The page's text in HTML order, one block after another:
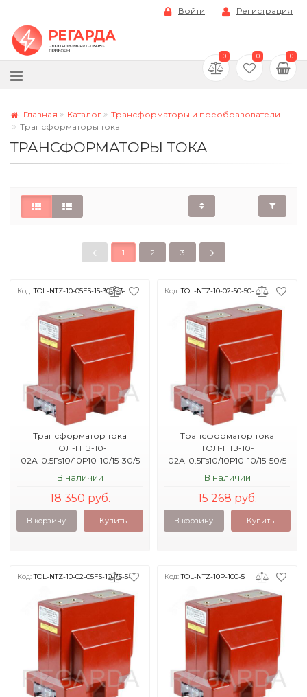
Войти Регистрация
0 0 0
Главная Каталог
Трансформаторы и преобразователи
Трансформаторы тока
ТРАНСФОРМАТОРЫ ТОКА
1 2 3
Код:TOL-NTZ-10-05FS-15-30-5-3-
Трансформатор тока
ТОЛ-НТЗ-10-
02А-0.5Fs10/10Р10-10/15-30/5
3.2кА УХЛ2
В наличии
18 350 руб.
В корзину Купить
Код:TOL-NTZ-10-02-50-50-
Трансформатор тока
ТОЛ-НТЗ-10-
02А-0.5Fs10/10Р10-10/15-50/5
5кА УХЛ2
В наличии
15 268 руб.
В корзину Купить
Код:TOL-NTZ-10-02-05FS-10-75-5-
Код:TOL-NTZ-10P-100-5